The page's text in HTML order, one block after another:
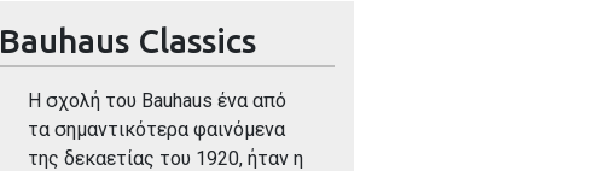
Bauhaus Classics
Η σχολή του Bauhaus ένα από
τα σημαντικότερα φαινόμενα
της δεκαετίας του 1920, ήταν η